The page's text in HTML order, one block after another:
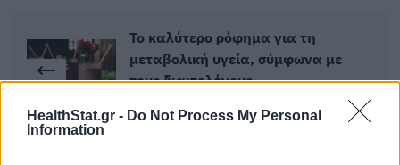
HealthStat.gr - Do Not Process My Personal
Information
To καλύτερο ρόφημα για τη
μεταβολική υγεία, σύμφωνα με
τους διαιτολόγους